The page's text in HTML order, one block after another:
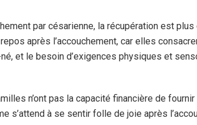
par césarienne, la récupération est
après l’accouchement, car elles
et le besoin d’exigences physiques et
n’ont pas la capacité financière de
s’attend à se sentir folle de joie après